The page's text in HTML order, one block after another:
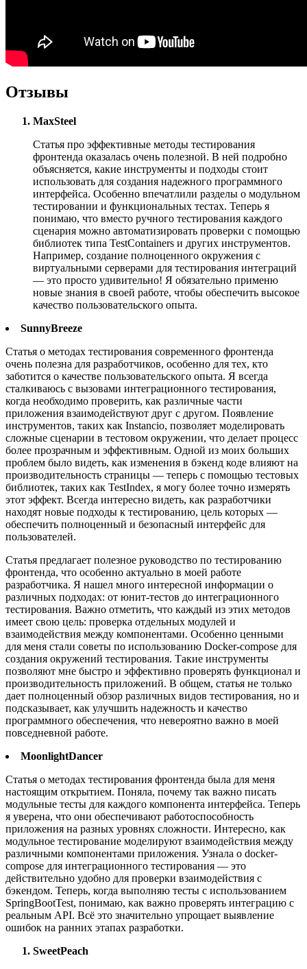
Отзывы
MaxSteel
Статья про эффективные методы тестирования
фронтенда оказалась очень полезной. В ней подробно
объясняется, какие инструменты и подходы стоит
использовать для создания надежного программного
интерфейса. Особенно впечатлили разделы о модульном
тестировании и функциональных тестах. Теперь я
понимаю, что вместо ручного тестирования каждого
сценария можно автоматизировать проверки с помощью
библиотек типа TestContainers и других инструментов.
Например, создание полноценного окружения с
виртуальными серверами для тестирования интеграций
— это просто удивительно! Я обязательно применю
новые знания в своей работе, чтобы обеспечить высокое
качество пользовательского опыта.
SunnyBreeze
Статья о методах тестирования современного фронтенда
очень полезна для разработчиков, особенно для тех, кто
заботится о качестве пользовательского опыта. Я всегда
сталкиваюсь с вызовами интеграционного тестирования,
когда необходимо проверить, как различные части
приложения взаимодействуют друг с другом. Появление
инструментов, таких как Instancio, позволяет моделировать
сложные сценарии в тестовом окружении, что делает процесс
более прозрачным и эффективным. Одной из моих больших
проблем было видеть, как изменения в бэкенд коде влияют на
производительность страницы — теперь с помощью тестовых
библиотек, таких как TestIndex, я могу более точно измерять
этот эффект. Всегда интересно видеть, как разработчики
находят новые подходы к тестированию, цель которых —
обеспечить полноценный и безопасный интерфейс для
пользователей.
Статья предлагает полезное руководство по тестированию
фронтенда, что особенно актуально в моей работе
разработчика. Я нашел много интересной информации о
различных подходах: от юнит-тестов до интеграционного
тестирования. Важно отметить, что каждый из этих методов
имеет свою цель: проверка отдельных модулей и
взаимодействия между компонентами. Особенно ценными
для меня стали советы по использованию Docker-compose для
создания окружений тестирования. Такие инструменты
позволяют мне быстро и эффективно проверять функционал и
производительность приложений. В общем, статья не только
дает полноценный обзор различных видов тестирования, но и
подсказывает, как улучшить надежность и качество
программного обеспечения, что невероятно важно в моей
повседневной работе.
MoonlightDancer
Статья о методах тестирования фронтенда была для меня
настоящим открытием. Поняла, почему так важно писать
модульные тесты для каждого компонента интерфейса. Теперь
я уверена, что они обеспечивают работоспособность
приложения на разных уровнях сложности. Интересно, как
модульное тестирование моделируют взаимодействия между
различными компонентами приложения. Узнала о docker-
compose для интеграционного тестирования — это
действительно удобно для проверки взаимодействия с
бэкендом. Теперь, когда выполняю тесты с использованием
SpringBootTest, понимаю, как важно проверять интеграцию с
реальным API. Всё это значительно упрощает выявление
ошибок на ранних этапах разработки.
SweetPeach